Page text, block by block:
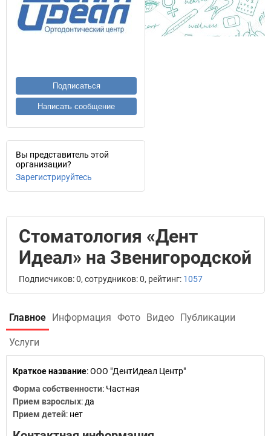
Подписаться
Написать сообщение
Вы представитель этой
организации?
Зарегистрируйтесь
Стоматология «Дент
Идеал» на Звенигородской
Подписчиков: 0, сотрудников: 0, рейтинг: 1057
Главное Информация Фото Видео Публикации
Услуги
Краткое название:ООО "ДентИдеал Центр"
Форма собственности: Частная
Прием взрослых: да
Прием детей: нет